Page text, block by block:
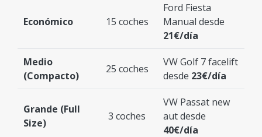
Económico 15 coches
Ford Fiesta
Manual desde
21€/día
Medio
(Compacto)
25 coches
VW Golf 7 facelift
desde 23€/día
Grande (Full
Size)
3 coches
VW Passat new
aut desde
40€/día